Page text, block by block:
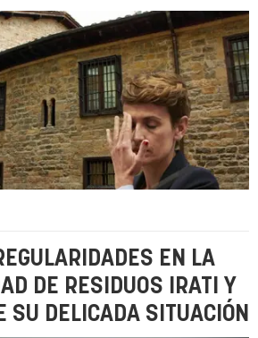
EN LA
DE RESIDUOS IRATI Y
SU DELICADA SITUACIÓN